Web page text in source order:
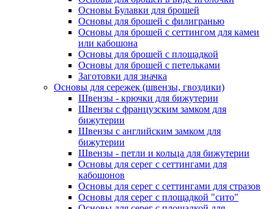
Основы Булавки для брошей
Основы для брошей с филигранью
Основы для брошей с сеттингом для камеи
или кабошона
Основы для брошей с площадкой
Основы для брошей с петельками
Заготовки для значка
Основы для сережек (швензы, гвоздики)
Швензы - крючки для бижутерии
Швензы с французским замком для
бижутерии
Швензы с английским замком для
бижутерии
Швензы - петли и кольца для бижутерии
Основы для серег с сеттингами для
кабошонов
Основы для серег с сеттингами для стразов
Основы для серег с площадкой "сито"